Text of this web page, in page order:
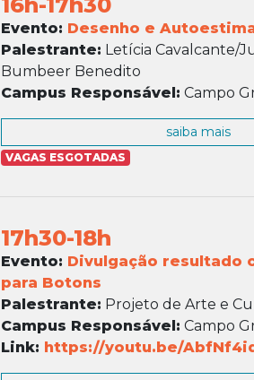
Evento: Desenho e
Palestrante: Letícia Cavalcante/
Bumbeer Benedito
Campus Responsável: Campo
saiba mais
VAGAS ESGOTADAS
17h30-18h
Evento: Divulgação resultado
para Botons
Palestrante: Projeto de Arte e
Campus Responsável: Campo
Link: https://youtu.be/